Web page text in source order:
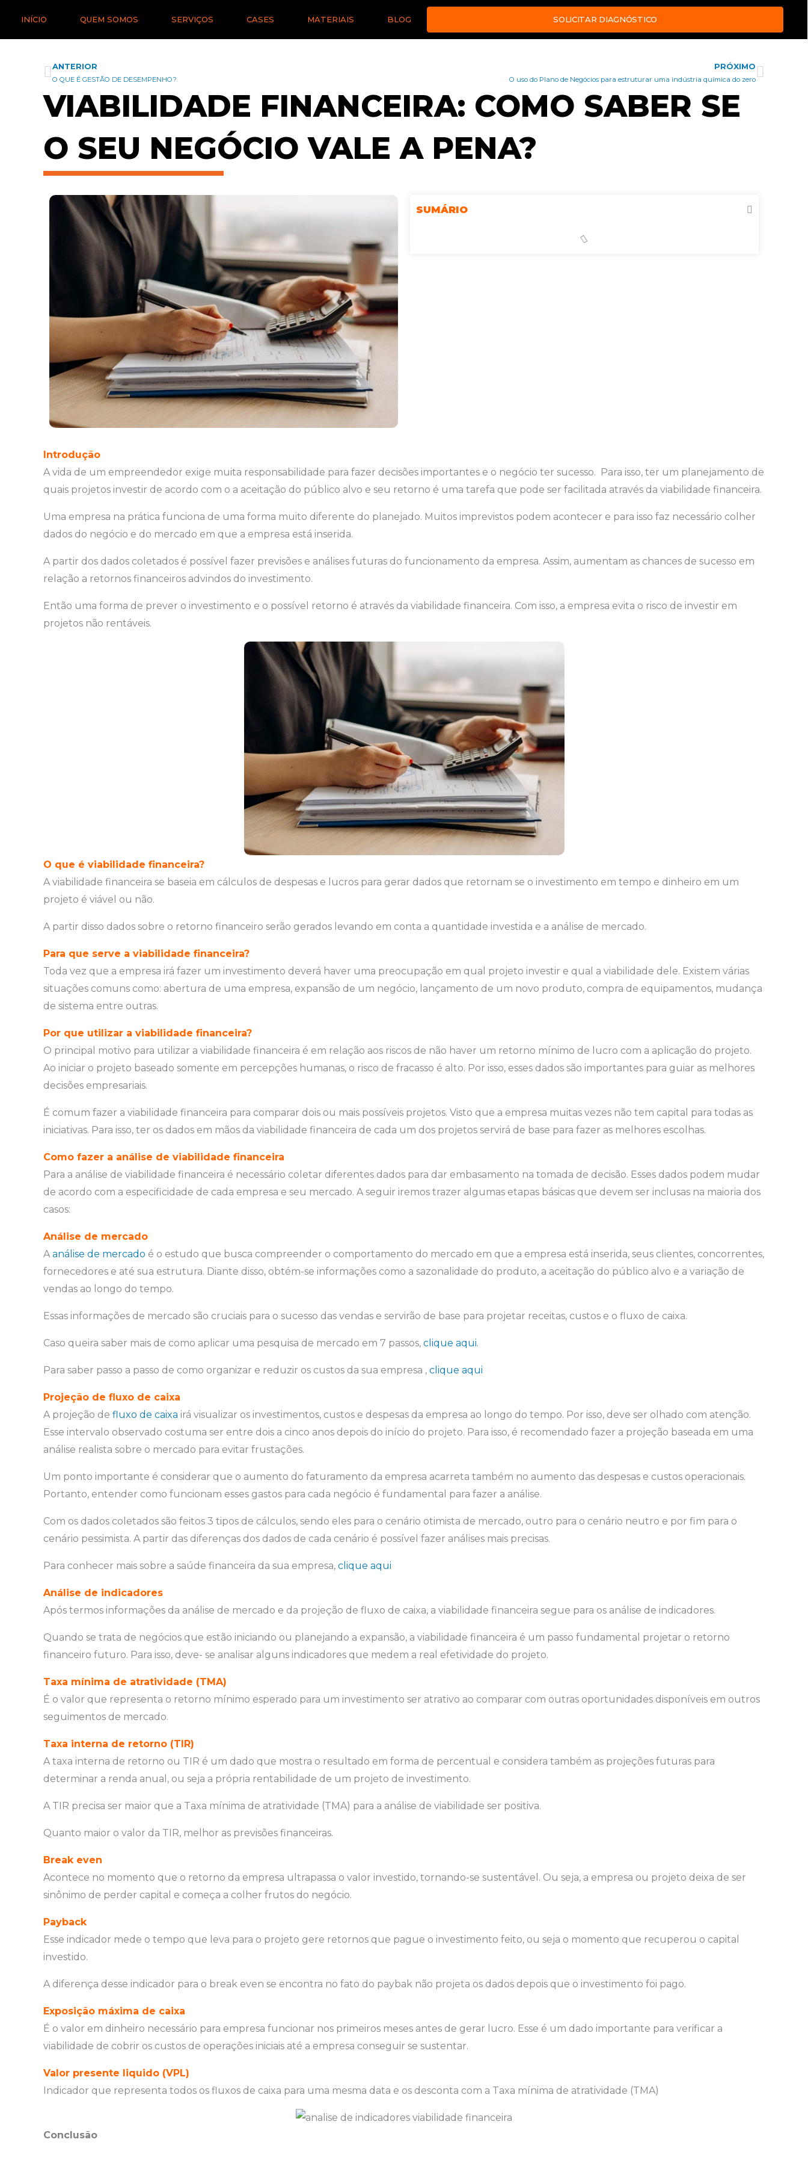
o
INÍCIO QUEM SOMOS SERVIÇOS CASES MATERIAIS BLOG SOLICITAR DIAGNÓSTICO
Anterior
ANTERIOR
O QUE É GESTÃO DE DESEMPENHO?
PRÓXIMO
O uso do Plano de Negócios para estruturar uma indústria química do zero
VIABILIDADE FINANCEIRA: COMO SABER SE
O SEU NEGÓCIO VALE A PENA?
SUMÁRIO
Introdução
A vida de um empreendedor exige muita responsabilidade para fazer decisões importantes e o negócio ter sucesso. Para isso, ter um planejamento de
quais projetos investir de acordo com o a aceitação do público alvo e seu retorno é uma tarefa que pode ser facilitada através da viabilidade financeira.
Uma empresa na prática funciona de uma forma muito diferente do planejado. Muitos imprevistos podem acontecer e para isso faz necessário colher
dados do negócio e do mercado em que a empresa está inserida.
A partir dos dados coletados é possível fazer previsões e análises futuras do funcionamento da empresa. Assim, aumentam as chances de sucesso em
relação a retornos financeiros advindos do investimento.
Então uma forma de prever o investimento e o possível retorno é através da viabilidade financeira. Com isso, a empresa evita o risco de investir em
projetos não rentáveis.
O que é viabilidade financeira?
A viabilidade financeira se baseia em cálculos de despesas e lucros para gerar dados que retornam se o investimento em tempo e dinheiro em um
projeto é viável ou não.
A partir disso dados sobre o retorno financeiro serão gerados levando em conta a quantidade investida e a análise de mercado.
Para que serve a viabilidade financeira?
Toda vez que a empresa irá fazer um investimento deverá haver uma preocupação em qual projeto investir e qual a viabilidade dele. Existem várias
situações comuns como: abertura de uma empresa, expansão de um negócio, lançamento de um novo produto, compra de equipamentos, mudança
de sistema entre outras.
Por que utilizar a viabilidade financeira?
O principal motivo para utilizar a viabilidade financeira é em relação aos riscos de não haver um retorno mínimo de lucro com a aplicação do projeto.
Ao iniciar o projeto baseado somente em percepções humanas, o risco de fracasso é alto. Por isso, esses dados são importantes para guiar as melhores
decisões empresariais.
É comum fazer a viabilidade financeira para comparar dois ou mais possíveis projetos. Visto que a empresa muitas vezes não tem capital para todas as
iniciativas. Para isso, ter os dados em mãos da viabilidade financeira de cada um dos projetos servirá de base para fazer as melhores escolhas.
Como fazer a análise de viabilidade financeira
Para a análise de viabilidade financeira é necessário coletar diferentes dados para dar embasamento na tomada de decisão. Esses dados podem mudar
de acordo com a especificidade de cada empresa e seu mercado. A seguir iremos trazer algumas etapas básicas que devem ser inclusas na maioria dos
casos:
Análise de mercado
Aanálise de mercado é o estudo que busca compreender o comportamento do mercado em que a empresa está inserida, seus clientes, concorrentes,
fornecedores e até sua estrutura. Diante disso, obtém-se informações como a sazonalidade do produto, a aceitação do público alvo e a variação de
vendas ao longo do tempo.
Essas informações de mercado são cruciais para o sucesso das vendas e servirão de base para projetar receitas, custos e o fluxo de caixa.
Caso queira saber mais de como aplicar uma pesquisa de mercado em 7 passos, clique aqui.
Para saber passo a passo de como organizar e reduzir os custos da sua empresa , clique aqui
Projeção de fluxo de caixa
A projeção de fluxo de caixa irá visualizar os investimentos, custos e despesas da empresa ao longo do tempo. Por isso, deve ser olhado com atenção.
Esse intervalo observado costuma ser entre dois a cinco anos depois do início do projeto. Para isso, é recomendado fazer a projeção baseada em uma
análise realista sobre o mercado para evitar frustações.
Um ponto importante é considerar que o aumento do faturamento da empresa acarreta também no aumento das despesas e custos operacionais.
Portanto, entender como funcionam esses gastos para cada negócio é fundamental para fazer a análise.
Com os dados coletados são feitos 3 tipos de cálculos, sendo eles para o cenário otimista de mercado, outro para o cenário neutro e por fim para o
cenário pessimista. A partir das diferenças dos dados de cada cenário é possível fazer análises mais precisas.
Para conhecer mais sobre a saúde financeira da sua empresa, clique aqui
Análise de indicadores
Após termos informações da análise de mercado e da projeção de fluxo de caixa, a viabilidade financeira segue para os análise de indicadores.
Quando se trata de negócios que estão iniciando ou planejando a expansão, a viabilidade financeira é um passo fundamental projetar o retorno
financeiro futuro. Para isso, deve- se analisar alguns indicadores que medem a real efetividade do projeto.
Taxa mínima de atratividade (TMA)
É o valor que representa o retorno mínimo esperado para um investimento ser atrativo ao comparar com outras oportunidades disponíveis em outros
seguimentos de mercado.
Taxa interna de retorno (TIR)
A taxa interna de retorno ou TIR é um dado que mostra o resultado em forma de percentual e considera também as projeções futuras para
determinar a renda anual, ou seja a própria rentabilidade de um projeto de investimento.
A TIR precisa ser maior que a Taxa mínima de atratividade (TMA) para a análise de viabilidade ser positiva.
Quanto maior o valor da TIR, melhor as previsões financeiras.
Break even
Acontece no momento que o retorno da empresa ultrapassa o valor investido, tornando-se sustentável. Ou seja, a empresa ou projeto deixa de ser
sinônimo de perder capital e começa a colher frutos do negócio.
Payback
Esse indicador mede o tempo que leva para o projeto gere retornos que pague o investimento feito, ou seja o momento que recuperou o capital
investido.
A diferença desse indicador para o break even se encontra no fato do paybak não projeta os dados depois que o investimento foi pago.
Exposição máxima de caixa
É o valor em dinheiro necessário para empresa funcionar nos primeiros meses antes de gerar lucro. Esse é um dado importante para verificar a
viabilidade de cobrir os custos de operações iniciais até a empresa conseguir se sustentar.
Valor presente liquido (VPL)
Indicador que representa todos os fluxos de caixa para uma mesma data e os desconta com a Taxa mínima de atratividade (TMA)
Conclusão